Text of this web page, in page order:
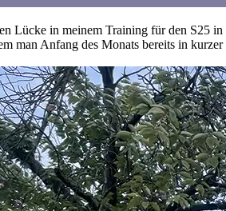
Lücke in meinem Training für den S25
man Anfang des Monats bereits in